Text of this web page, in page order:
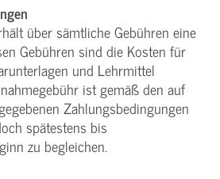
über sämtliche Gebühren eine
Gebühren sind die Kosten für
und Lehrmittel
ist gemäß den auf
Zahlungsbedingungen
spätestens bis
zu begleichen.